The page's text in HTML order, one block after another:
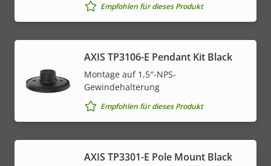
Empfohlen für dieses Produkt
AXIS TP3106-E Pendant Kit Black
Montage auf 1,5″-NPS-
Gewindehalterung
Empfohlen für dieses Produkt
AXIS TP3301-E Pole Mount Black